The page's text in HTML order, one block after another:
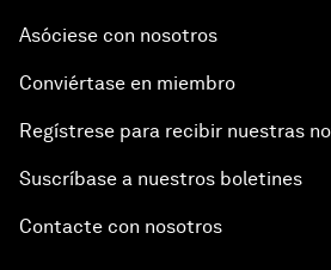
Asóciese con nosotros
Conviértase en miembro
Regístrese para recibir nuestras
Suscríbase a nuestros boletines
Contacte con nosotros